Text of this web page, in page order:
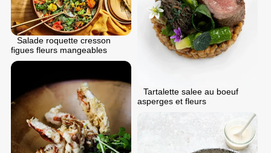
Tartalette salee au boeuf
asperges et fleurs
Salade roquette cresson
figues fleurs mangeables